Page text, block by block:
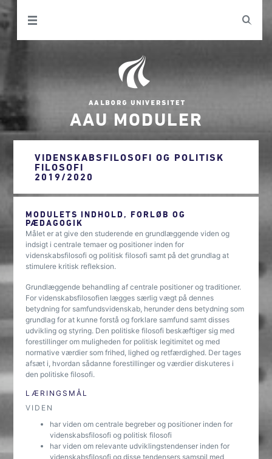
AAU MODULER
VIDENSKABSFILOSOFI OG POLITISK
FILOSOFI
2019/2020
MODULETS INDHOLD, FORLØB OG
PÆDAGOGIK
Målet er at give den studerende en grundlæggende viden og
indsigt i centrale temaer og positioner inden for
videnskabsfilosofi og politisk filosofi samt på det grundlag at
stimulere kritisk refleksion.
Grundlæggende behandling af centrale positioner og traditioner.
For videnskabsfilosofien lægges særlig vægt på dennes
betydning for samfundsvidenskab, herunder dens betydning som
grundlag for at kunne forstå og forklare samfund samt disses
udvikling og styring. Den politiske filosofi beskæftiger sig med
forestillinger om muligheden for politisk legitimitet og med
normative værdier som frihed, lighed og retfærdighed. Der tages
afsæt i, hvordan sådanne forestillinger og værdier diskuteres i
den politiske filosofi.
LÆRINGSMÅL
VIDEN
har viden om centrale begreber og positioner inden for
videnskabsfilosofi og politisk filosofi
har viden om relevante udviklingstendenser inden for
videnskabsfilosofi og disse tendensers samspil med